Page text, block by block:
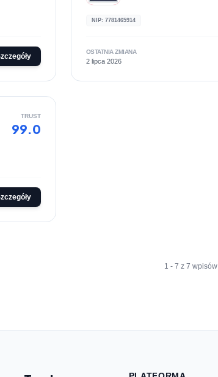
NIP: 7781465914
OSTATNIA ZMIANA
2 lipca 2026
TRUST
99.0
1 - 7 z 7 wpisów